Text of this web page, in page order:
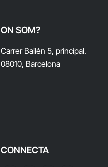
ON SOM?
Carrer Bailén 5, principal.
08010, Barcelona
CONNECTA